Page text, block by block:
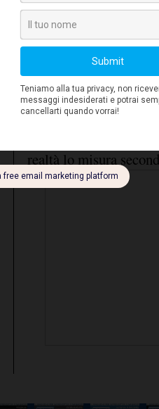
tipologie di
questa voce.
direttori HR a livello
tasso di assenteismo
il 74% a
, non
realtà lo misura